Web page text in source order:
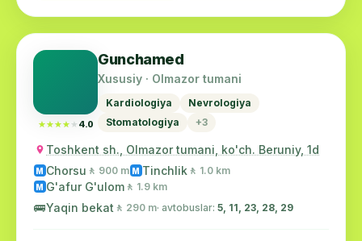
★★★★★
★★★★★ 4.0
Gunchamed
Xususiy · Olmazor tumani
Kardiologiya
Nevrologiya
Stomatologiya
+3
Toshkent sh., Olmazor tumani, ko'ch. Beruniy, 1d
M Chorsu 🚶 900 m M Tinchlik 🚶 1.0 km
M G'afur G'ulom 🚶 1.9 km
🚌Yaqin bekat 🚶 290 m· avtobuslar: 5, 11, 23, 28, 29